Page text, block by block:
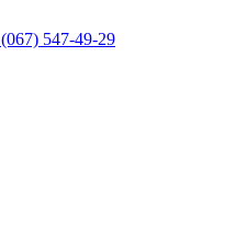
(067) 547-49-29